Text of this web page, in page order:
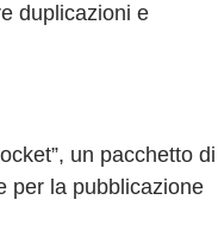
duplicazioni e
un pacchetto di
per la pubblicazione